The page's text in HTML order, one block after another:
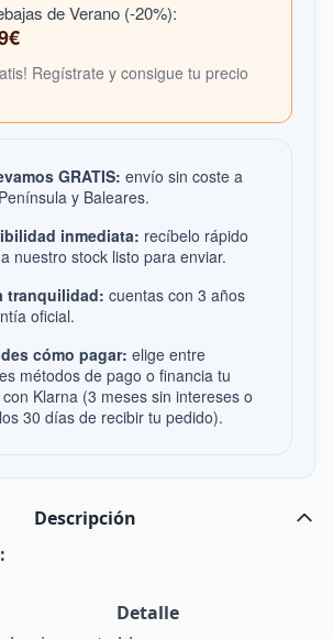
de Verano (-20%):
Regístrate y consigue tu precio
GRATIS: envío sin coste a
y Baleares.
inmediata: recíbelo rápido
nuestro stock listo para enviar.
tranquilidad: cuentas con 3 años
oficial.
cómo pagar: elige entre
métodos de pago o financia tu
Klarna (3 meses sin intereses o
30 días de recibir tu pedido).
Descripción
Detalle